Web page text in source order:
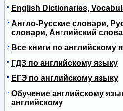
English Dictionaries,
Англо-Русские словари,
словари, Английский
Все книги по английскому
ГДЗ по английскому языку
ЕГЭ по английскому языку
Обучение английскому
английскому